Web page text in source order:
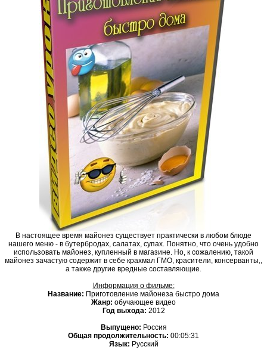
В настоящее время майонез существует практически в любом блюде
нашего меню - в бутербродах, салатах, супах. Понятно, что очень удобно
использовать майонез, купленный в магазине. Но, к сожалению, такой
майонез зачастую содержит в себе крахмал ГМО, красители, консерванты,,
а также другие вредные составляющие.
Информация о фильме:
Название: Приготовление майонеза быстро дома
Жанр: обучающее видео
Год выхода: 2012
Выпущено: Россия
Общая продолжительность: 00:05:31
Язык: Русский